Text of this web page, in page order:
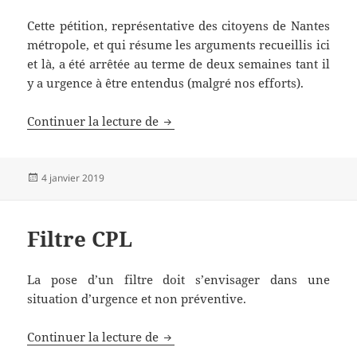
Cette pétition, représentative des citoyens de Nantes
métropole, et qui résume les arguments recueillis ici
et là, a été arrêtée au terme de deux semaines tant il
y a urgence à être entendus (malgré nos efforts).
Continuer la lecture de Lettre ouverte au maire de Nantes
Publié
4 janvier 2019
Filtre CPL
La pose d’un filtre doit s’envisager dans une
situation d’urgence et non préventive.
Continuer la lecture de Filtre CPL